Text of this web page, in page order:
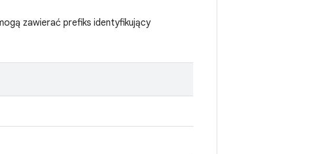
zawierać prefiks identyfikujący